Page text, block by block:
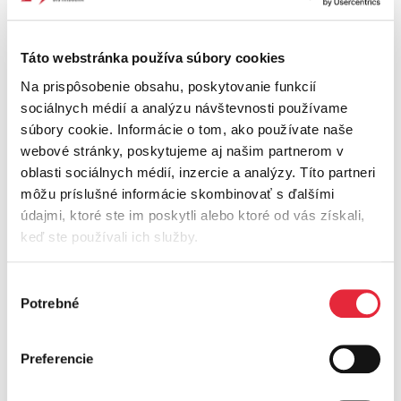
Táto webstránka používa súbory cookies
Na prispôsobenie obsahu, poskytovanie funkcií
sociálnych médií a analýzu návštevnosti používame
súbory cookie. Informácie o tom, ako používate naše
webové stránky, poskytujeme aj našim partnerom v
oblasti sociálnych médií, inzercie a analýzy. Títo partneri
môžu príslušné informácie skombinovať s ďalšími
údajmi, ktoré ste im poskytli alebo ktoré od vás získali,
keď ste používali ich služby.
súhlasu
Potrebné
Preferencie
správe spoločnosti
Západoslovenská distribučná,
a.s. a Západoslovenská
energetika, a.s.
Potrebujete zakresliť, kde sa nachádzajú
oznamovacie káble v správe našej
spoločnosti,na území západného Slovenska?
Možnosti získania informatívneho zákresu
Pošlite vašu žiadosť spolu s aktuálnou snímkou
z katastrálnej mapy predmetného pozemku vo